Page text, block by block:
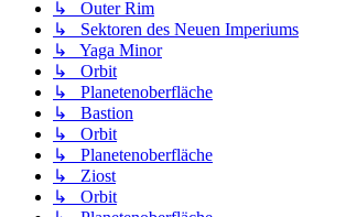
↳ Outer Rim
↳ Sektoren des Neuen Imperiums
↳ Yaga Minor
↳ Orbit
↳ Planetenoberfläche
↳ Bastion
↳ Orbit
↳ Planetenoberfläche
↳ Ziost
↳ Orbit